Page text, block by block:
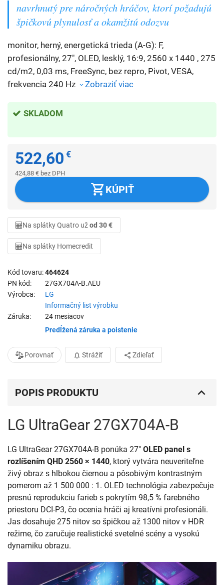
navrhnutý pre náročných hráčov, ktorí požadujú
špičkovú plynulosť a okamžitú odozvu
monitor, herný, energetická trieda (A-G): F,
profesionálny, 27", OLED, lesklý, 16:9, 2560 x 1440 , 275
cd/m2, 0,03 ms, FreeSync, bez repro, Pivot, VESA,
frekvencia 240 Hz
Zobraziť viac
SKLADOM
522,60 €
424,88 € bez DPH
KÚPIŤ
Na splátky Quatro užod 30 €
Na splátky Homecredit
Kód tovaru 464624
PN kód
27GX704A-B.AEU
Výrobca
LG
Informačný list výrobku
Záruka
24 mesiacov
Predĺžená záruka a poistenie
Porovnať Strážiť Zdieľať
POPIS PRODUKTU
LG UltraGear 27GX704A-B
LG UltraGear 27GX704A-B ponúka 27" OLED panel s
rozlíšením QHD 2560 × 1440, ktorý vytvára neuveriteľne
živý obraz s hlbokou čiernou a pôsobivým kontrastným
pomerom až 1 500 000 : 1. OLED technológia zabezpečuje
presnú reprodukciu farieb s pokrytím 98,5 % farebného
priestoru DCI-P3, čo ocenia hráči aj kreatívni profesionáli.
Jas dosahuje 275 nitov so špičkou až 1300 nitov v HDR
režime, čo zaručuje realistické svetelné scény a vysokú
dynamiku obrazu.